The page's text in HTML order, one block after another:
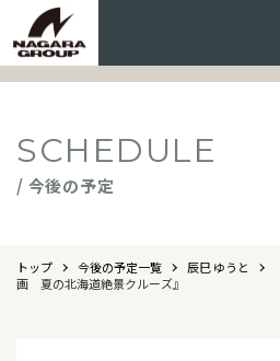
SCHEDULE
/ 今後の予定
トップ 今後の予定一覧 辰巳 ゆうと
画 夏の北海道絶景クルーズ』